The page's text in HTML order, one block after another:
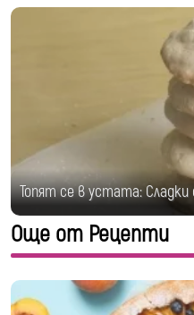
Топят се в устата: Сладки
Още от Рецепти